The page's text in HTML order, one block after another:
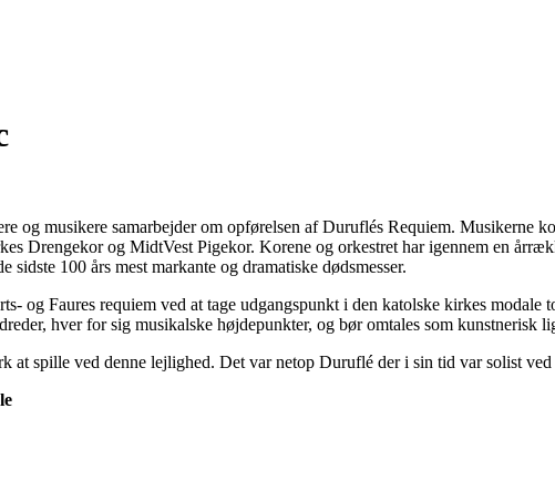
og musikere samarbejder om opførelsen af Duruflés Requiem. Musikerne
Drengekor og MidtVest Pigekor. Korene og orkestret har igennem en
sidste 100 års mest markante og dramatiske dødsmesser.
og Faures requiem ved at tage udgangspunkt i den katolske kirkes
hver for sig musikalske højdepunkter, og bør omtales som kunstnerisk
at spille ved denne lejlighed. Det var netop Duruflé der i sin tid var solist